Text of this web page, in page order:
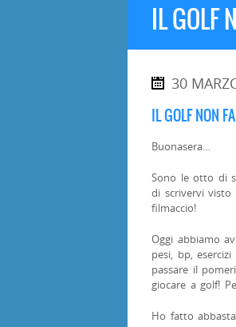
IL GOLF
30
IL GOLF NON
Buonasera…
Sono le otto di
di scrivervi visto
filmaccio!
Oggi abbiamo
pesi, bp,
passare il
giocare a golf!
Ho fatto